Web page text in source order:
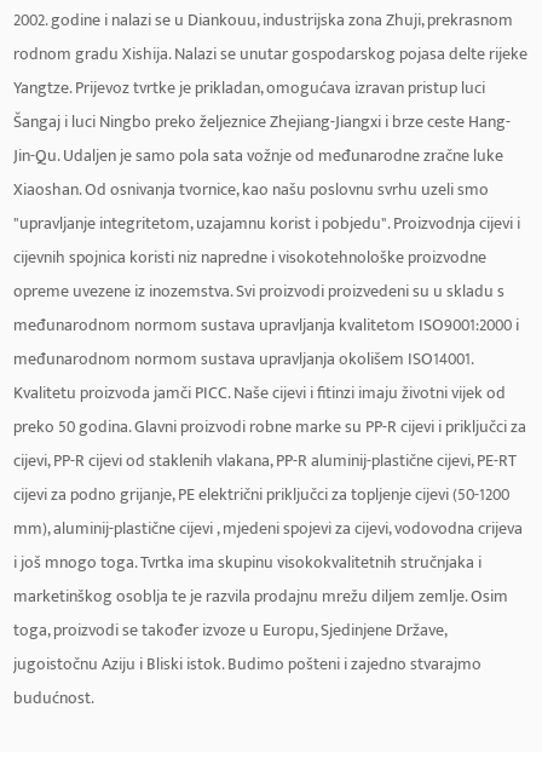
2002. godine i nalazi se u Diankouu, industrijska zona Zhuji, prekrasnom
rodnom gradu Xishija. Nalazi se unutar gospodarskog pojasa delte rijeke
Yangtze. Prijevoz tvrtke je prikladan, omogućava izravan pristup luci
Šangaj i luci Ningbo preko željeznice Zhejiang-Jiangxi i brze ceste Hang-
Jin-Qu. Udaljen je samo pola sata vožnje od međunarodne zračne luke
Xiaoshan. Od osnivanja tvornice, kao našu poslovnu svrhu uzeli smo
"upravljanje integritetom, uzajamnu korist i pobjedu". Proizvodnja cijevi i
cijevnih spojnica koristi niz napredne i visokotehnološke proizvodne
opreme uvezene iz inozemstva. Svi proizvodi proizvedeni su u skladu s
međunarodnom normom sustava upravljanja kvalitetom ISO9001:2000 i
međunarodnom normom sustava upravljanja okolišem ISO14001.
Kvalitetu proizvoda jamči PICC. Naše cijevi i fitinzi imaju životni vijek od
preko 50 godina. Glavni proizvodi robne marke su PP-R cijevi i priključci za
cijevi, PP-R cijevi od staklenih vlakana, PP-R aluminij-plastične cijevi, PE-RT
cijevi za podno grijanje, PE električni priključci za topljenje cijevi (50-1200
mm), aluminij-plastične cijevi , mjedeni spojevi za cijevi, vodovodna crijeva
i još mnogo toga. Tvrtka ima skupinu visokokvalitetnih stručnjaka i
marketinškog osoblja te je razvila prodajnu mrežu diljem zemlje. Osim
toga, proizvodi se također izvoze u Europu, Sjedinjene Države,
jugoistočnu Aziju i Bliski istok. Budimo pošteni i zajedno stvarajmo
budućnost.